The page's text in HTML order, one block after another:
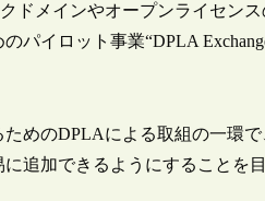
ドメインやオープンライセン
パイロット事業“DPLA
めのDPLAによる取組の一環
追加できるようにすることを